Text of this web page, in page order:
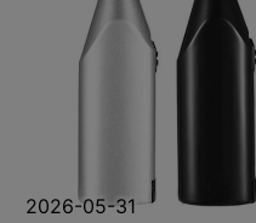
2026-05-31